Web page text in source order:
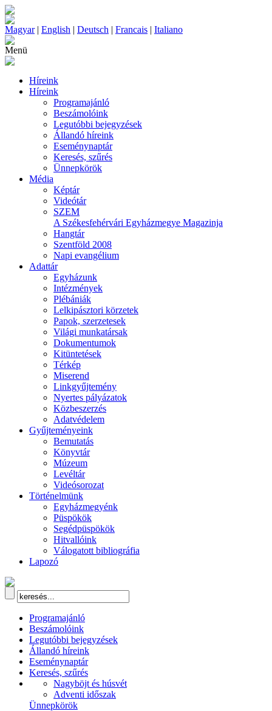
Magyar| English | Deutsch | Francais | Italiano
Menü
Híreink
Híreink
Programajánló
Beszámolóink
Legutóbbi bejegyzések
Állandó híreink
Eseménynaptár
Keresés, szűrés
Ünnepkörök
Média
Képtár
Videótár
SZEM
A Székesfehérvári Egyházmegye Magazinja
Hangtár
Szentföld 2008
Napi evangélium
Adattár
Egyházunk
Intézmények
Plébániák
Lelkipásztori körzetek
Papok, szerzetesek
Világi munkatársak
Dokumentumok
Kitüntetések
Térkép
Miserend
Linkgyűjtemény
Nyertes pályázatok
Közbeszerzés
Adatvédelem
Gyűjteményeink
Bemutatás
Könyvtár
Múzeum
Levéltár
Videósorozat
Történelmünk
Egyházmegyénk
Püspökök
Segédpüspökök
Hitvallóink
Válogatott bibliográfia
Lapozó
Programajánló
Beszámolóink
Legutóbbi bejegyzések
Állandó híreink
Eseménynaptár
Keresés, szűrés
Nagyböjt és húsvét
Adventi időszak
Ünnepkörök